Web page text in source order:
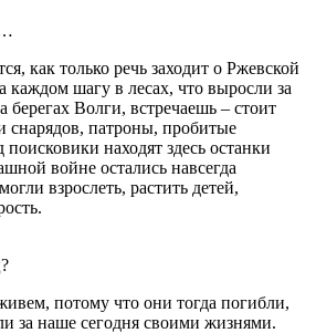
как только речь заходит о Ржевской
шагу в лесах, что выросли за
берегах Волги, встречаешь – стоит
снарядов, патроны, пробитые
находят здесь останки
войне остались навсегда
взрослеть, растить детей,
потому что они тогда погибли,
за наше сегодня своими жизнями.